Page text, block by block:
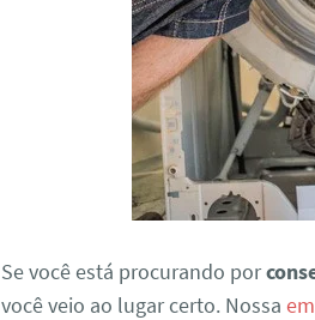
Se você está procurando por
você veio ao lugar certo. Nossa